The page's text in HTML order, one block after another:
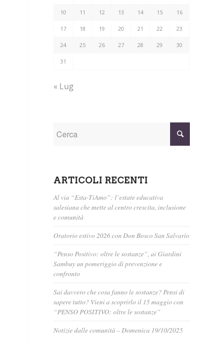
10 11 12 13 14 15 16
17 18 19 20 21 22 23
24 25 26 27 28 29 30
31
« Lug
ARTICOLI RECENTI
Al via “Esta-TiAmo”: l’estate educativa
salesiana che mette al centro crescita, inclusione
e comunità
Oratorio estivo 2026 con Don Bosco San Salvario
“Penso Positivo: oltre le sostanze”, ai Giardini
Sambuy un pomeriggio di prevenzione e
confronto
Sai davvero che cosa fanno le sostanze? Pensi di
sapere tutto? Vieni a scoprirlo il 15 maggio con
“PENSO POSITIVO: oltre le sostanze”
Notizie dalle comunità – Domenica 19/10/2025